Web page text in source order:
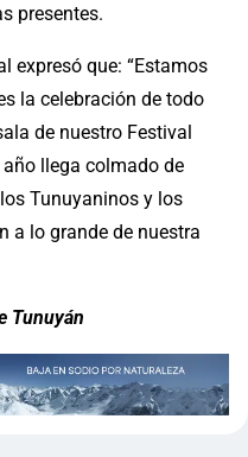
presentes.
expresó que: “Estamos
la celebración de todo
de nuestro Festival
llega colmado de
Tunuyaninos y los
a lo grande de nuestra
Tunuyán